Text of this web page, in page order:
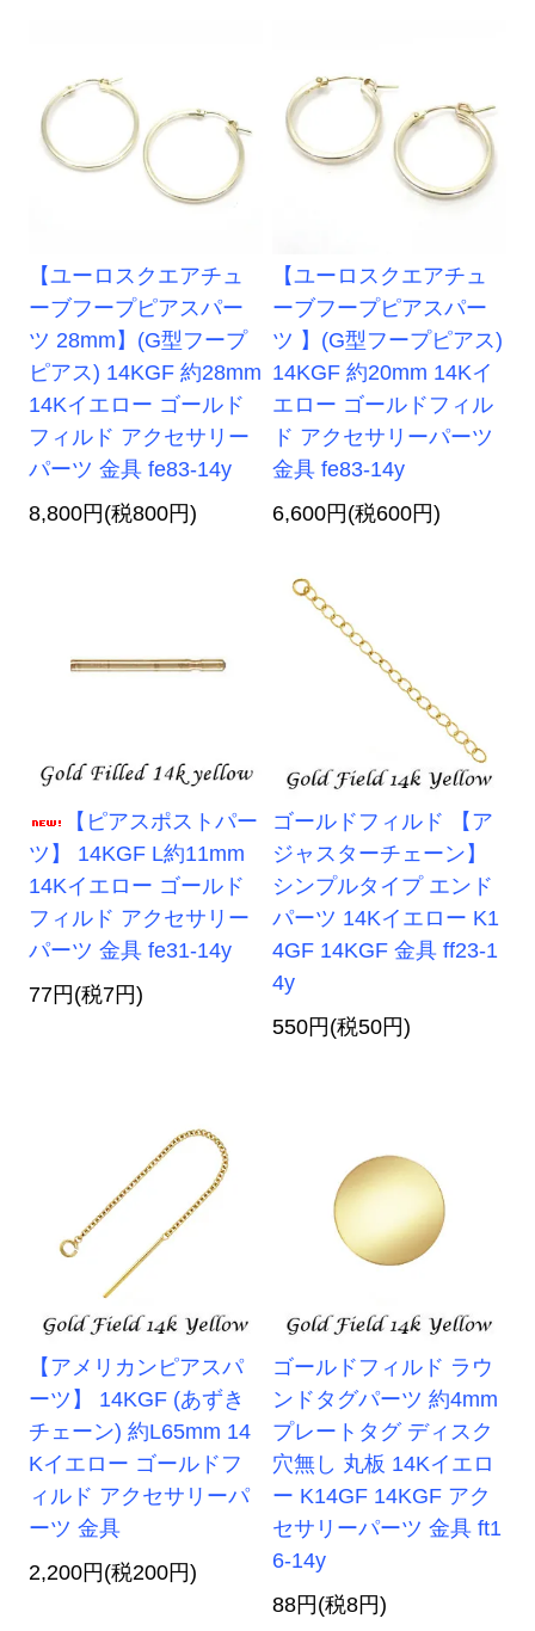
【ユーロスクエアチュ
ーブフープピアスパー
ツ 28mm】(G型フープ
ピアス) 14KGF 約28mm
14Kイエロー ゴールド
フィルド アクセサリー
パーツ 金具 fe83-14y
8,800円(税800円)
【ユーロスクエアチュ
ーブフープピアスパー
ツ 】(G型フープピアス)
14KGF 約20mm 14Kイ
エロー ゴールドフィル
ド アクセサリーパーツ
金具 fe83-14y
6,600円(税600円)
【ピアスポストパー
ツ】 14KGF L約11mm
14Kイエロー ゴールド
フィルド アクセサリー
パーツ 金具 fe31-14y
77円(税7円)
ゴールドフィルド 【ア
ジャスターチェーン】
シンプルタイプ エンド
パーツ 14Kイエロー K1
4GF 14KGF 金具 ff23-1
4y
550円(税50円)
【アメリカンピアスパ
ーツ】 14KGF (あずき
チェーン) 約L65mm 14
Kイエロー ゴールドフ
ィルド アクセサリーパ
ーツ 金具
2,200円(税200円)
ゴールドフィルド ラウ
ンドタグパーツ 約4mm
プレートタグ ディスク
穴無し 丸板 14Kイエロ
ー K14GF 14KGF アク
セサリーパーツ 金具 ft1
6-14y
88円(税8円)